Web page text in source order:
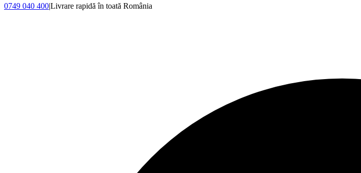
0749 040 400|Livrare rapidă în toată România